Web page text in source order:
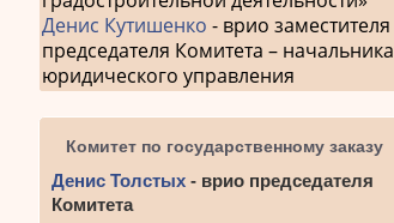
Денис Кутишенко - врио заместителя
председателя Комитета – начальника
юридического управления
Комитет по государственному заказу
Денис Толстых - врио председателя
Комитета